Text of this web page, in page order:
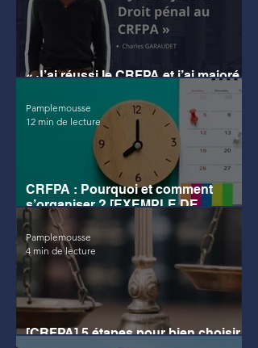
« J’ai réussi le CRFPA et j’ai majoré
le droit pénal » (témoignage)
CRFPA : Pourquoi et comment
s’organiser ? [EXEMPLE DE
PLANNING]
Pamplemousse
12 min de lecture
[CRFPA] 5 étapes pour bien choisir
Pamplemousse
4 min de lecture